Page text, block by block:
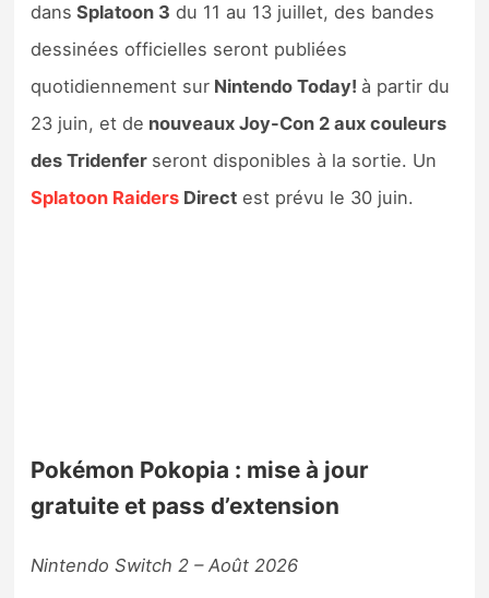
dans Splatoon 3 du 11 au 13 juillet, des bandes
dessinées officielles seront publiées
quotidiennement sur Nintendo Today! à partir du
23 juin, et de nouveaux Joy-Con 2 aux couleurs
des Tridenfer seront disponibles à la sortie. Un
Splatoon Raiders Direct est prévu le 30 juin.
Pokémon Pokopia : mise à jour
gratuite et pass d’extension
Nintendo Switch 2 – Août 2026